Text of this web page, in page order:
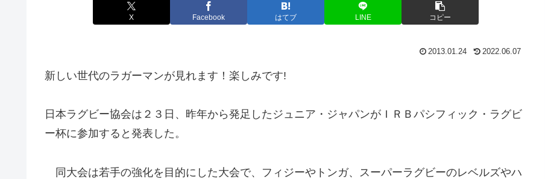
X Facebook はてブ LINE コピー
2013.01.24 2022.06.07
新しい世代のラガーマンが見れます！楽しみです!
日本ラグビー協会は２３日、昨年から発足したジュニア・ジャパンがＩＲＢパシフィック・ラグビ
ー杯に参加すると発表した。
同大会は若手の強化を目的にした大会で、フィジーやトンガ、スーパーラグビーのレベルズやハ